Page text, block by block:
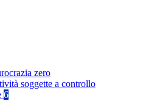
zero
soggette a controllo
6